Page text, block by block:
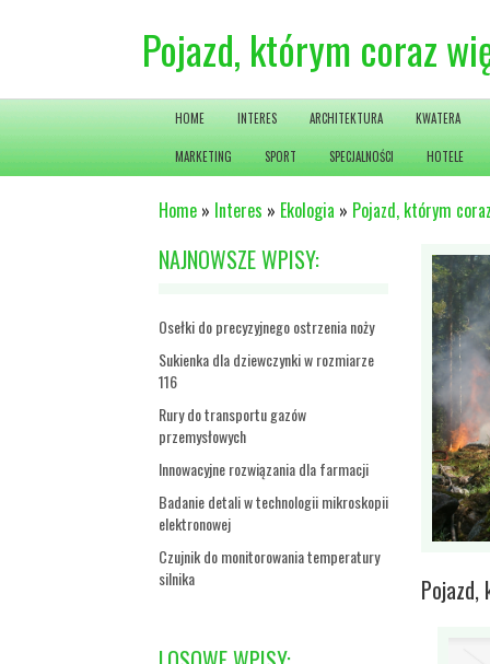
Pojazd, którym coraz
HOME INTERES ARCHITEKTURA KWATERA
MARKETING SPORT SPECJALNOŚCI HOTELE
Home » Interes » Ekologia » Pojazd, którym
NAJNOWSZE WPISY:
Osełki do precyzyjnego ostrzenia noży
Sukienka dla dziewczynki w rozmiarze
116
Rury do transportu gazów
przemysłowych
Innowacyjne rozwiązania dla farmacji
Badanie detali w technologii mikroskopii
elektronowej
Czujnik do monitorowania temperatury
silnika
Pojazd,